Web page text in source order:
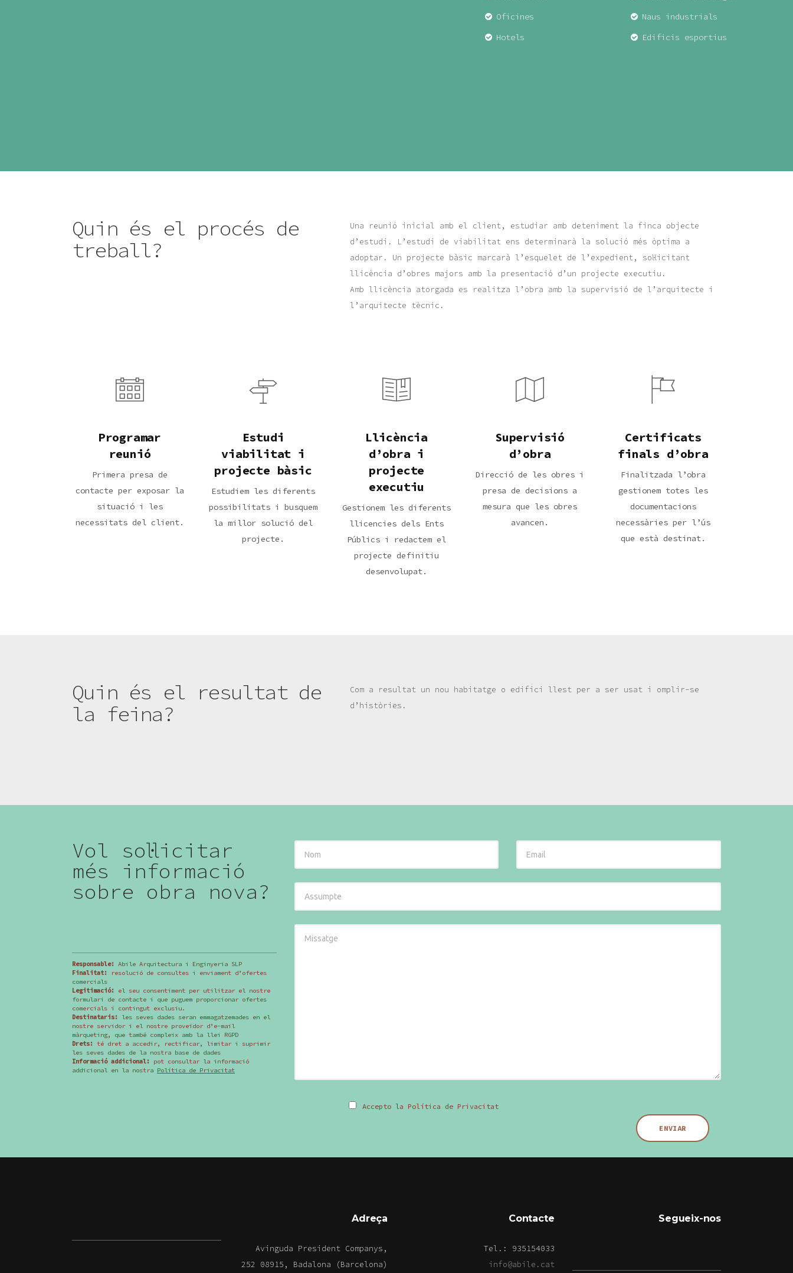
Oficines
Hotels
Naus industrials
Edificis esportius
Quin és el procés de
treball?
Una reunió inicial amb el client, estudiar amb deteniment la finca objecte
d’estudi. L’estudi de viabilitat ens determinarà la solució més òptima a
adoptar. Un projecte bàsic marcarà l’esquelet de l’expedient, sol·licitant
llicència d’obres majors amb la presentació d’un projecte executiu.
Amb llicència atorgada es realitza l’obra amb la supervisió de l’arquitecte i
l’arquitecte tècnic.
Programar
reunió
Primera presa de
contacte per exposar la
situació i les
necessitats del client.
Estudi
viabilitat i
projecte bàsic
Estudiem les diferents
possibilitats i busquem
la millor solució del
projecte.
Llicència
d’obra i
projecte
executiu
Gestionem les diferents
llicencies dels Ents
Públics i redactem el
projecte definitiu
desenvolupat.
Supervisió
d’obra
Direcció de les obres i
presa de decisions a
mesura que les obres
avancen.
Certificats
finals d’obra
Finalitzada l’obra
gestionem totes les
documentacions
necessàries per l’ús
que està destinat.
Quin és el resultat de
la feina?
Com a resultat un nou habitatge o edifici llest per a ser usat i omplir-se
d’històries.
Vol sol·licitar
més informació
sobre obra nova?
Responsable:
Abile Arquitectura i Enginyeria SLP
Finalitat:
resolució de consultes i enviament d’ofertes
comercials
Legitimació:
el seu consentiment per utilitzar el nostre
formulari de contacte i que puguem proporcionar ofertes
comercials i contingut exclusiu.
Destinataris:
les seves dades seran emmagatzemades en el
nostre servidor i el nostre proveïdor d’e-mail
màrqueting, que també compleix amb la llei RGPD
Drets:
té dret a accedir, rectificar, limitar i suprimir
les seves dades de la nostra base de dades
Informació addicional:
pot consultar la informació
addicional en la nostra Política de Privacitat
Accepto la Política de Privacitat
Adreça
Avinguda President Companys,
252 08915, Badalona (Barcelona)
Contacte
Tel.: 935154033
info@abile.cat
Segueix-nos